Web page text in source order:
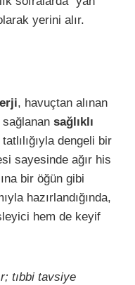
yerini alır.
, havuçtan alınan
sağlıklı
dengeli bir
sayesinde ağır his
bir öğün gibi
hazırlandığında,
hem de keyif
tıbbi tavsiye